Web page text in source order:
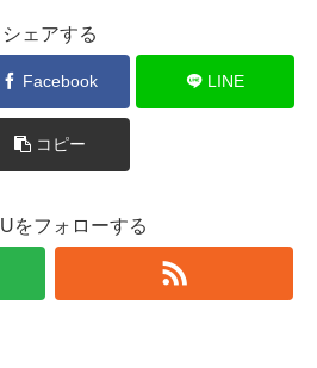
シェアする
Facebook LINE
コピー
をフォローする